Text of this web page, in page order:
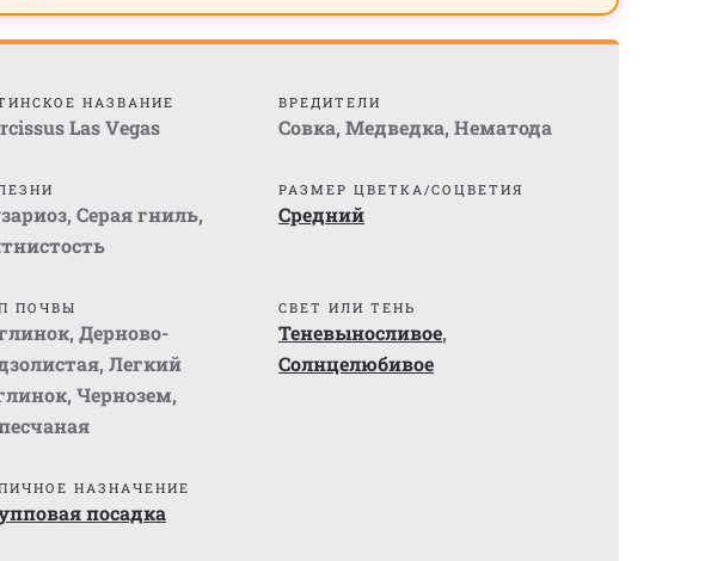
НАЗВАНИЕ
Las Vegas
ВРЕДИТЕЛИ
Совка, Медведка, Нематода
, Серая гниль,
РАЗМЕР ЦВЕТКА/СОЦВЕТИЯ
Средний
ПОЧВЫ
, Дерново-
, Легкий
, Чернозем,
СВЕТ ИЛИ ТЕНЬ
Теневыносливое,
Солнцелюбивое
НАЗНАЧЕНИЕ
посадка